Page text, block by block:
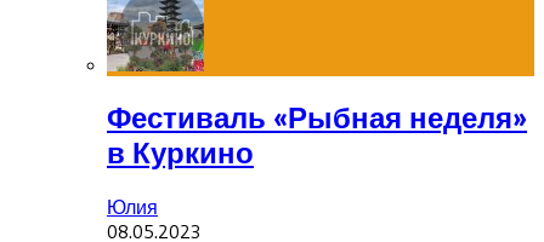
Фестиваль «Рыбная неделя»
в Куркино
Юлия
08.05.2023